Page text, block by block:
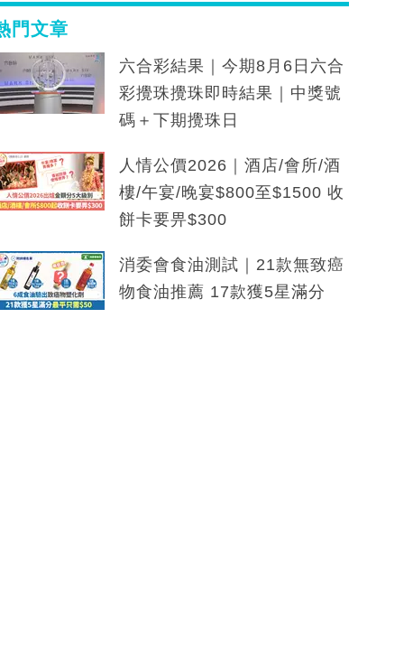
門文章
六合彩結果｜今期8月6日六合
彩攪珠攪珠即時結果｜中獎號
碼＋下期攪珠日
人情公價2026｜酒店/會所/酒
樓/午宴/晚宴$800至$1500 收
餅卡要畀$300
消委會食油測試｜21款無致癌
物食油推薦 17款獲5星滿分